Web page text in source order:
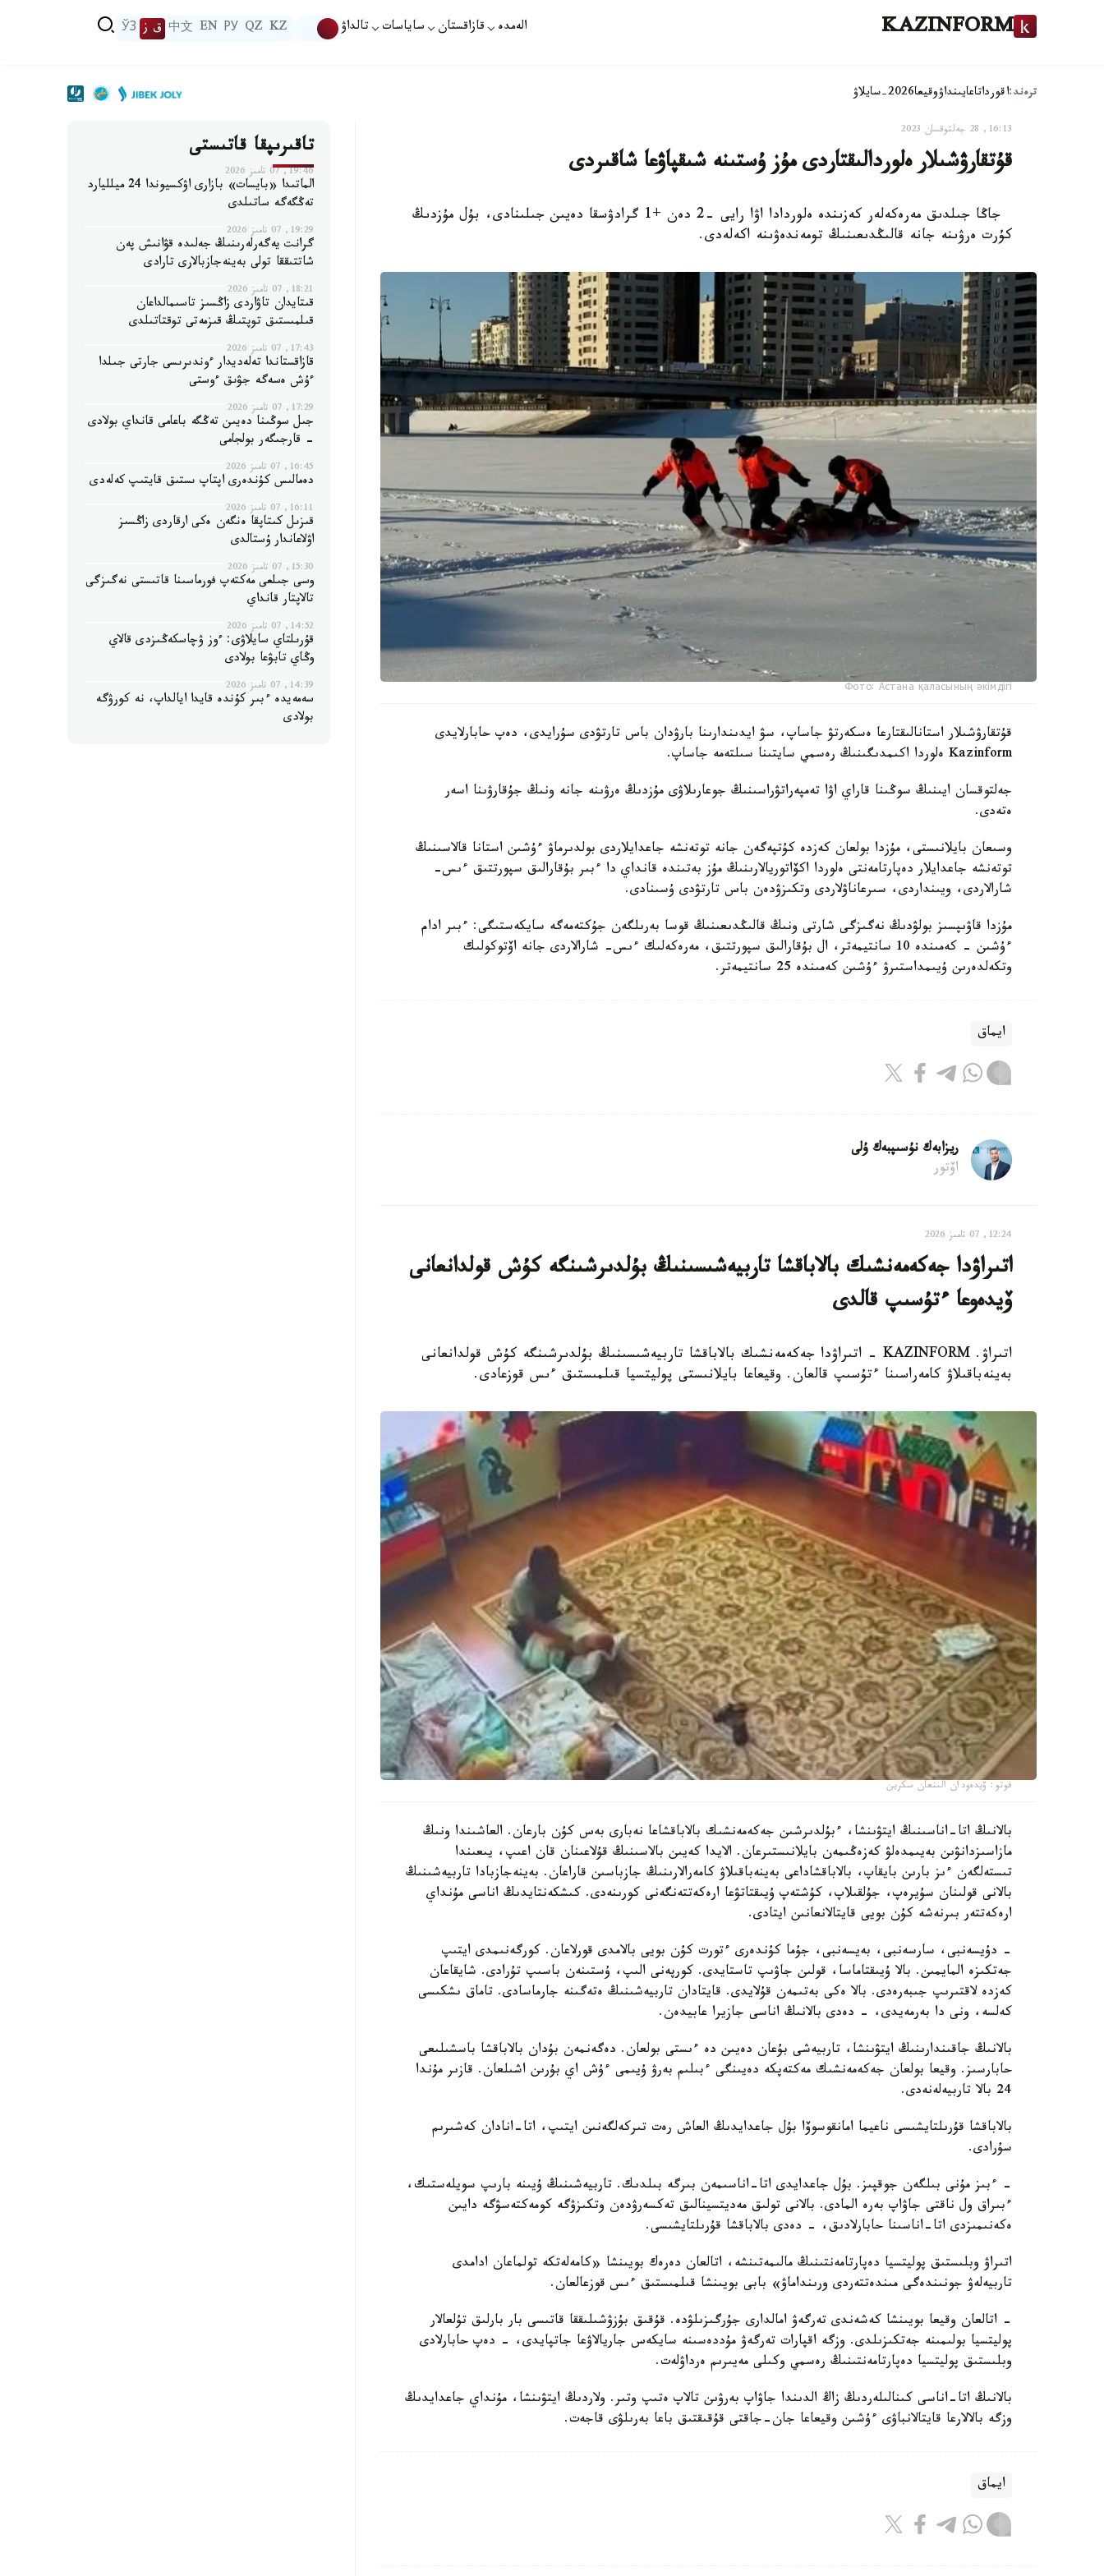
KAZINFORM الەمدە قازاقستان ساياسات تالداۋ KZ
QZ
РУ
EN
中文 ق ز ЎЗ
ترەند:اقورداتاعايىنداۋوقيعا2026-سايلاۋ
16:13, 28 جەلتوقسان 2023
قۇتقارۋشىلار ەلوردالىقتاردى مۇز ۇستىنە شىقپاۋعا شاقىردى
جاڭا جىلدىق مەرەكەلەر كەزىندە ەلوردادا اۋا رايى -2 دەن +1 گرادۋسقا دەيىن جىلىنادى، بۇل مۇزدىڭ
كۇرت ەرۋىنە جانە قالىڭدىعىنىڭ تومەندەۋىنە اكەلەدى.
Фото: Астана қаласының әкімдігі
قۇتقارۋشىلار استانالىقتارعا ەسكەرتۋ جاساپ، سۋ ايدىندارىنا بارۋدان باس تارتۋدى سۇرايدى، دەپ حابارلايدى
Kazinform ەلوردا اكىمدىگىنىڭ رەسمي سايتىنا سىلتەمە جاساپ.
جەلتوقسان ايىنىڭ سوڭىنا قاراي اۋا تەمپەراتۋراسىنىڭ جوعارىلاۋى مۇزدىڭ ەرۋىنە جانە ونىڭ جۇقارۋىنا اسەر
ەتەدى.
وسىعان بايلانىستى، مۇزدا بولعان كەزدە كۇتپەگەن جانە توتەنشە جاعدايلاردى بولدىرماۋ ءۇشىن استانا قالاسىنىڭ
توتەنشە جاعدايلار دەپارتامەنتى ەلوردا اكۆاتوريالارىنىڭ مۇز بەتىندە قانداي دا ءبىر بۇقارالىق سپورتتىق ءىس-
شارالاردى، ويىنداردى، سىرعاناۋلاردى وتكىزۋدەن باس تارتۋدى ۇسىنادى.
مۇزدا قاۋىپسىز بولۋدىڭ نەگىزگى شارتى ونىڭ قالىڭدىعىنىڭ قوسا بەرىلگەن جۇكتەمەگە سايكەستىگى: ءبىر ادام
ءۇشىن - كەمىندە 10 سانتيمەتر، ال بۇقارالىق سپورتتىق، مەرەكەلىك ءىس- شارالاردى جانە اۆتوكولىك
وتكەلدەرىن ۇيىمداستىرۋ ءۇشىن كەمىندە 25 سانتيمەتر.
ايماق
ريزابەك نۇسىپبەك ۇلى
اۆتور
12:24, 07 تامىز 2026
اتىراۋدا جەكەمەنشىك بالاباقشا تاربيەشىسىنىڭ بۇلدىرشىنگە كۇش قولدانعانى
ۆيدەوعا ءتۇسىپ قالدى
اتىراۋ. KAZINFORM - اتىراۋدا جەكەمەنشىك بالاباقشا تاربيەشىسىنىڭ بۇلدىرشىنگە كۇش قولدانعانى
بەينەباقىلاۋ كامەراسىنا ءتۇسىپ قالعان. وقيعاعا بايلانىستى پوليتسيا قىلمىستىق ءىس قوزعادى.
فوتو: ۆيدەودان الىنعان سكرين
بالانىڭ اتا-اناسىنىڭ ايتۋىنشا، ءبۇلدىرشىن جەكەمەنشىك بالاباقشاعا نەبارى بەس كۇن بارعان. العاشىندا ونىڭ
مازاسىزدانۋىن بەيىمدەلۋ كەزەڭىمەن بايلانىستىرعان. الايدا كەيىن بالاسىنىڭ قۇلاعىنان قان اعىپ، يىعىندا
تىستەلگەن ءىز بارىن بايقاپ، بالاباقشاداعى بەينەباقىلاۋ كامەرالارىنىڭ جازباسىن قاراعان. بەينەجازبادا تاربيەشىنىڭ
بالانى قولىنان سۇيرەپ، جۇلقىلاپ، كۇشتەپ ۇيىقتاتۋعا ارەكەتتەنگەنى كورىنەدى. كىشكەنتايدىڭ اناسى مۇنداي
ارەكەتتەر بىرنەشە كۇن بويى قايتالانعانىن ايتادى.
- دۇيسەنبى، سارسەنبى، بەيسەنبى، جۇما كۇندەرى ءتورت كۇن بويى بالامدى قورلاعان. كورگەنىمدى ايتىپ
جەتكىزە المايمىن. بالا ۇيىقتاماسا، قولىن جاۋىپ تاستايدى. كورپەنى الىپ، ۇستىنەن باسىپ تۇرادى. شايقاعان
كەزدە لاقتىرىپ جىبەرەدى. بالا ەكى بەتىمەن قۇلايدى. قايتادان تاربيەشىنىڭ ەتەگىنە جارماسادى. تاماق ىشكىسى
كەلسە، ونى دا بەرمەيدى، - دەدى بالانىڭ اناسى جازيرا عابيدەن.
بالانىڭ جاقىندارىنىڭ ايتۋىنشا، تاربيەشى بۇعان دەيىن دە ءىستى بولعان. دەگەنمەن بۇدان بالاباقشا باسشىلىعى
حابارسىز. وقيعا بولعان جەكەمەنشىك مەكتەپكە دەيىنگى ءبىلىم بەرۋ ۇيىمى ءۇش اي بۇرىن اشىلعان. قازىر مۇندا
24 بالا تاربيەلەنەدى.
بالاباقشا قۇرىلتايشىسى ناعيما امانقوسوۆا بۇل جاعدايدىڭ العاش رەت تىركەلگەنىن ايتىپ، اتا-انادان كەشىرىم
سۇرادى.
- ءبىز مۇنى بىلگەن جوقپىز. بۇل جاعدايدى اتا-اناسىمەن بىرگە بىلدىك. تاربيەشىنىڭ ۇيىنە بارىپ سويلەستىك،
ءبىراق ول ناقتى جاۋاپ بەرە المادى. بالانى تولىق مەديتسينالىق تەكسەرۋدەن وتكىزۋگە كومەكتەسۋگە دايىن
ەكەنىمىزدى اتا-اناسىنا حابارلادىق، - دەدى بالاباقشا قۇرىلتايشىسى.
اتىراۋ وبلىستىق پوليتسيا دەپارتامەنتىنىڭ مالىمەتىنشە، اتالعان دەرەك بويىنشا «كامەلەتكە تولماعان ادامدى
تاربيەلەۋ جونىندەگى مىندەتتەردى ورىنداماۋ» بابى بويىنشا قىلمىستىق ءىس قوزعالعان.
- اتالعان وقيعا بويىنشا كەشەندى تەرگەۋ امالدارى جۇرگىزىلۋدە. قۇقىق بۇزۋشىلىققا قاتىسى بار بارلىق تۇلعالار
پوليتسيا بولىمىنە جەتكىزىلدى. وزگە اقپارات تەرگەۋ مۇددەسىنە سايكەس جاريالاۋعا جاتپايدى، - دەپ حابارلادى
وبلىستىق پوليتسيا دەپارتامەنتىنىڭ رەسمي وكىلى مەيىرىم ەرداۋلەت.
بالانىڭ اتا-اناسى كىنالىلەردىڭ زاڭ الدىندا جاۋاپ بەرۋىن تالاپ ەتىپ وتىر. ولاردىڭ ايتۋىنشا، مۇنداي جاعدايدىڭ
وزگە بالالارعا قايتالانباۋى ءۇشىن وقيعاعا جان-جاقتى قۇقىقتىق باعا بەرىلۋى قاجەت.
ايماق
تاقىرىپقا قاتىستى
19:46, 07 تامىز 2026
الماتىدا «بايسات» بازارى اۋكسيوندا 24 ميلليارد
تەڭگەگە ساتىلدى
19:29, 07 تامىز 2026
گرانت يەگەرلەرىنىڭ جەلىدە قۋانىش پەن
شاتتىققا تولى بەينەجازبالارى تارادى
18:21, 07 تامىز 2026
قىتايدان تاۋاردى زاڭسىز تاسىمالداعان
قىلمىستىق توپتىڭ قىزمەتى توقتاتىلدى
17:43, 07 تامىز 2026
قازاقستاندا تەلەديدار ءوندىرىسى جارتى جىلدا
ءۇش ەسەگە جۋىق ءوستى
17:29, 07 تامىز 2026
جىل سوڭىنا دەيىن تەڭگە باعامى قانداي بولادى
- قارجىگەر بولجامى
16:45, 07 تامىز 2026
دەمالىس كۇندەرى اپتاپ ىستىق قايتىپ كەلەدى
16:11, 07 تامىز 2026
قىزىل كىتاپقا ەنگەن ەكى ارقاردى زاڭسىز
اۋلاعاندار ۇستالدى
15:30, 07 تامىز 2026
وسى جىلعى مەكتەپ فورماسىنا قاتىستى نەگىزگى
تالاپتار قانداي
14:52, 07 تامىز 2026
قۇرىلتاي سايلاۋى: ءوز ۋچاسكەڭىزدى قالاي
وڭاي تابۋعا بولادى
14:39, 07 تامىز 2026
سەمەيدە ءبىر كۇندە قايدا ايالداپ، نە كورۋگە
بولادى